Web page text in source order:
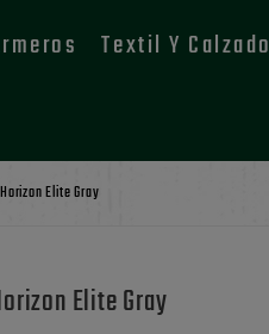
Textil Y Calzado
Elite Gray
Elite Gray